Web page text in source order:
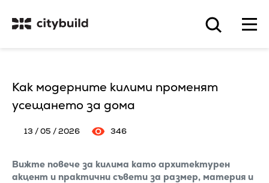
Как модерните килими променят
усещането за дома
13 / 05 / 2026 346
Вижте повече за килима като архитектурен
акцент и практични съвети за размер, материя и